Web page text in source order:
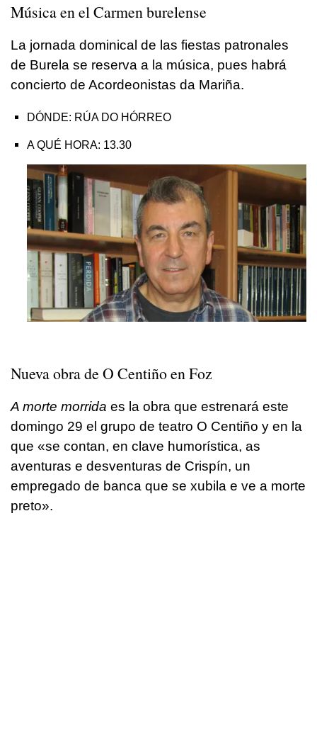
Música en el Carmen burelense
La jornada dominical de las fiestas patronales
de Burela se reserva a la música, pues habrá
concierto de Acordeonistas da Mariña.
DÓNDE: RÚA DO HÓRREO
A QUÉ HORA: 13.30
Nueva obra de O Centiño en Foz
A morte morrida es la obra que estrenará este
domingo 29 el grupo de teatro O Centiño y en la
que «se contan, en clave humorística, as
aventuras e desventuras de Crispín, un
empregado de banca que se xubila e ve a morte
preto».